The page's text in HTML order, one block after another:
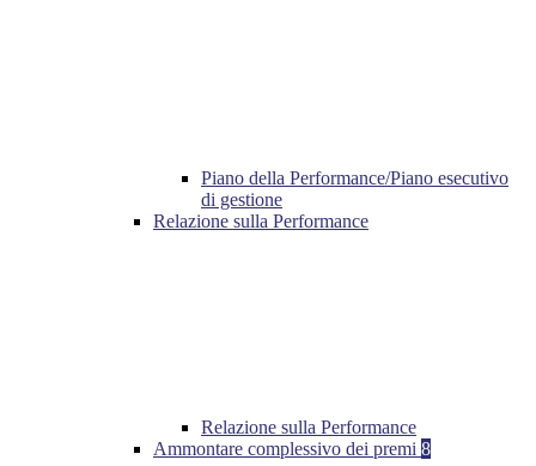
Piano della Performance/Piano esecutivo
di gestione
Relazione sulla Performance
Relazione sulla Performance
Ammontare complessivo dei premi 8